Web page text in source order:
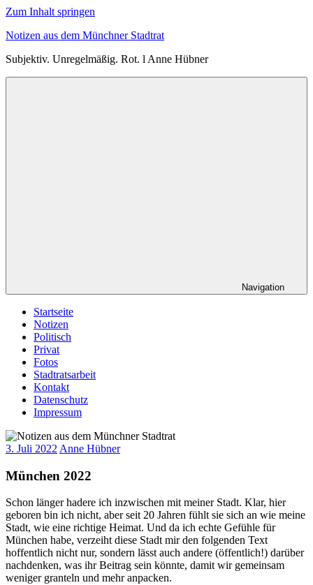
Zum Inhalt springen
Notizen aus dem Münchner Stadtrat
Subjektiv. Unregelmäßig. Rot. l Anne Hübner
Navigation
Startseite
Notizen
Politisch
Privat
Fotos
Stadtratsarbeit
Kontakt
Datenschutz
Impressum
3. Juli 2022 Anne Hübner
München 2022
Schon länger hadere ich inzwischen mit meiner Stadt. Klar, hier
geboren bin ich nicht, aber seit 20 Jahren fühlt sie sich an wie meine
Stadt, wie eine richtige Heimat. Und da ich echte Gefühle für
München habe, verzeiht diese Stadt mir den folgenden Text
hoffentlich nicht nur, sondern lässt auch andere (öffentlich!) darüber
nachdenken, was ihr Beitrag sein könnte, damit wir gemeinsam
weniger granteln und mehr anpacken.